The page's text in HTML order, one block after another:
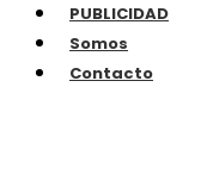
PUBLICIDAD
Somos
Contacto